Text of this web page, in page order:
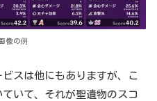
像の例
スは他にもありますが、こ
いて、それが聖遺物のスコ